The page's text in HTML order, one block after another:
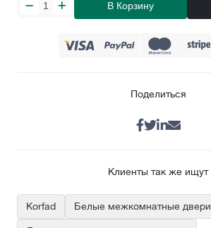
В Корзину
Поделиться
Клиенты так же ищут
Korfad Белые межкомнатные двери